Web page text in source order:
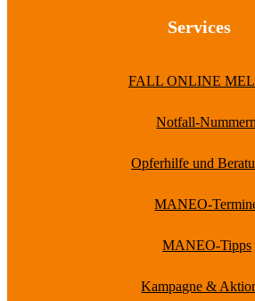
Services
FALL ONLINE
Notfall-Nummern
Opferhilfe und
MANEO-
MANEO-Tipps
Kampagne &